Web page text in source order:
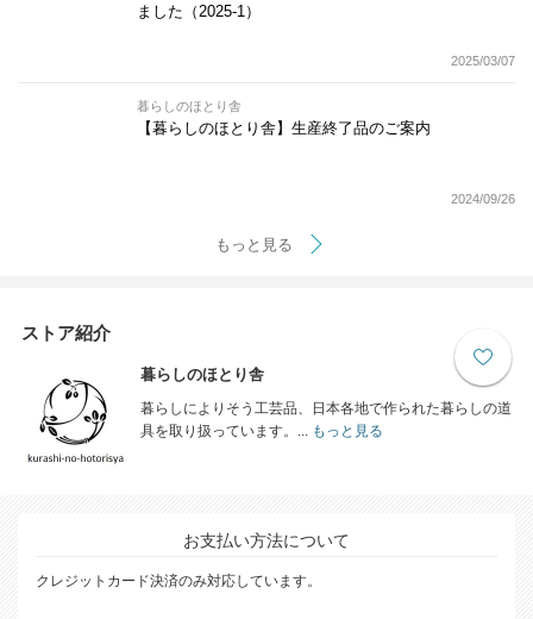
ました（2025-1）
2025/03/07
暮らしのほとり舎
【暮らしのほとり舎】生産終了品のご案内
2024/09/26
もっと見る
ストア紹介
暮らしのほとり舎
暮らしによりそう工芸品、日本各地で作られた暮らしの道
具を取り扱っています。...もっと見る
お支払い方法について
クレジットカード決済のみ対応しています。